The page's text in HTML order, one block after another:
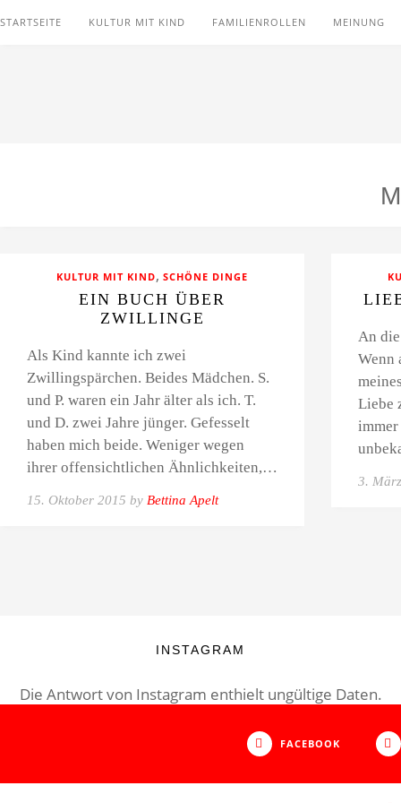
STARTSEITE KULTUR MIT KIND FAMILIENROLLEN MEINUNG
KULTUR MIT KIND, SCHÖNE DINGE
EIN BUCH ÜBER
ZWILLINGE
Als Kind kannte ich zwei
Zwillingspärchen. Beides Mädchen. S.
und P. waren ein Jahr älter als ich. T.
und D. zwei Jahre jünger. Gefesselt
haben mich beide. Weniger wegen
ihrer offensichtlichen Ähnlichkeiten,…
15. Oktober 2015 by Bettina Apelt
An
Wenn
Liebe
3.
INSTAGRAM
Die Antwort von Instagram enthielt ungültige Daten.
FACEBOOK